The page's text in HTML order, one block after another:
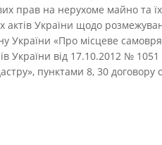
прав на нерухоме майно та
актів України щодо
України «Про місцеве
України від 17.10.2012 №
пунктами 8, 30 договору